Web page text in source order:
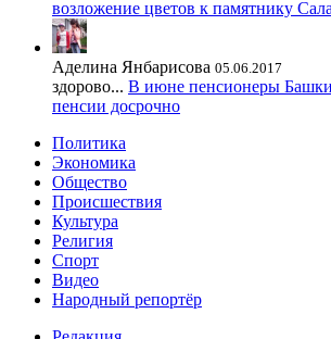
возложение цветов к памятнику
Аделина Янбарисова 05.06.2017
здорово... В июне пенсионеры
пенсии досрочно
Политика
Экономика
Общество
Происшествия
Культура
Религия
Спорт
Видео
Народный репортёр